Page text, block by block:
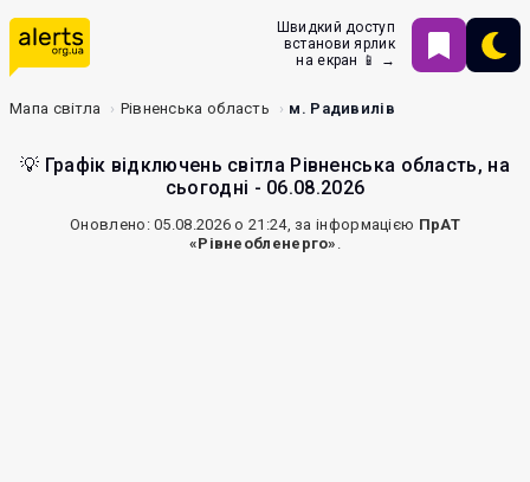
Швидкий доступ
встанови ярлик
на екран 📱 →
Мапа світла Рівненська область м. Радивилів
💡 Графік відключень світла Рівненська область, на
сьогодні - 06.08.2026
Оновлено: 05.08.2026 о 21:24, за інформацією ПрАТ
«Рівнеобленерго» .